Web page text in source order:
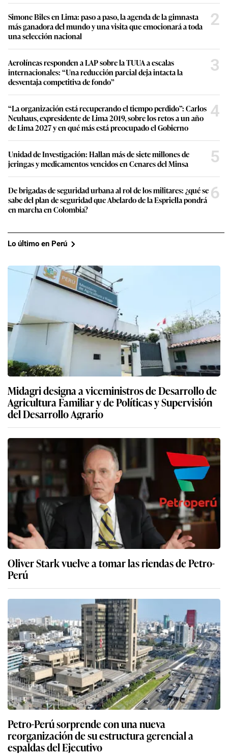
Simone Biles en Lima: paso a paso, la agenda de la gimnasta
más ganadora del mundo y una visita que emocionará a toda
una selección nacional
2
Aerolíneas responden a LAP sobre la TUUA a escalas
internacionales: “Una reducción parcial deja intacta la
desventaja competitiva de fondo”
3
“La organización está recuperando el tiempo perdido”: Carlos
Neuhaus, expresidente de Lima 2019, sobre los retos a un año
de Lima 2027 y en qué más está preocupado el Gobierno
4
Unidad de Investigación: Hallan más de siete millones de
jeringas y medicamentos vencidos en Cenares del Minsa
5
De brigadas de seguridad urbana al rol de los militares: ¿qué se
sabe del plan de seguridad que Abelardo de la Espriella pondrá
en marcha en Colombia?
6
Lo último en Perú
Midagri designa a viceministros de Desarrollo de
Agricultura Familiar y de Políticas y Supervisión
del Desarrollo Agrario
Oliver Stark vuelve a tomar las riendas de Petro-
Perú
Petro-Perú sorprende con una nueva
reorganización de su estructura gerencial a
espaldas del Ejecutivo